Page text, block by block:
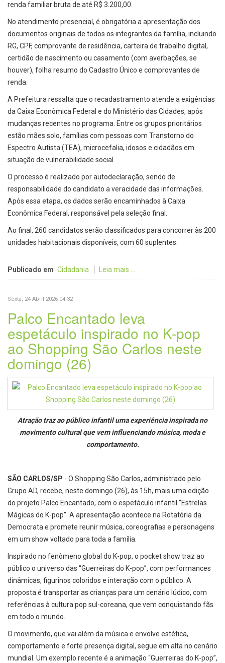
renda familiar bruta de até R$ 3.200,00.
No atendimento presencial, é obrigatória a apresentação dos
documentos originais de todos os integrantes da família, incluindo
RG, CPF, comprovante de residência, carteira de trabalho digital,
certidão de nascimento ou casamento (com averbações, se
houver), folha resumo do Cadastro Único e comprovantes de
renda.
A Prefeitura ressalta que o recadastramento atende a exigências
da Caixa Econômica Federal e do Ministério das Cidades, após
mudanças recentes no programa. Entre os grupos prioritários
estão mães solo, famílias com pessoas com Transtorno do
Espectro Autista (TEA), microcefalia, idosos e cidadãos em
situação de vulnerabilidade social.
O processo é realizado por autodeclaração, sendo de
responsabilidade do candidato a veracidade das informações.
Após essa etapa, os dados serão encaminhados à Caixa
Econômica Federal, responsável pela seleção final.
Ao final, 260 candidatos serão classificados para concorrer às 200
unidades habitacionais disponíveis, com 60 suplentes.
Publicado em Cidadania Leia mais ...
Sexta, 24 Abril 2026 04:32
Palco Encantado leva
espetáculo inspirado no K-pop
ao Shopping São Carlos neste
domingo (26)
Atração traz ao público infantil uma experiência inspirada no
movimento cultural que vem influenciando música, moda e
comportamento.
SÃO CARLOS/SP - O Shopping São Carlos, administrado pelo
Grupo AD, recebe, neste domingo (26), às 15h, mais uma edição
do projeto Palco Encantado, com o espetáculo infantil “Estrelas
Mágicas do K-pop”. A apresentação acontece na Rotatória da
Democrata e promete reunir música, coreografias e personagens
em um show voltado para toda a família.
Inspirado no fenômeno global do K-pop, o pocket show traz ao
público o universo das “Guerreiras do K-pop”, com performances
dinâmicas, figurinos coloridos e interação com o público. A
proposta é transportar as crianças para um cenário lúdico, com
referências à cultura pop sul-coreana, que vem conquistando fãs
em todo o mundo.
O movimento, que vai além da música e envolve estética,
comportamento e forte presença digital, segue em alta no cenário
mundial. Um exemplo recente é a animação “Guerreiras do K-pop”,